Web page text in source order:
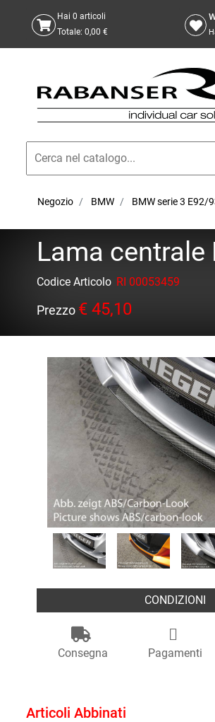
Hai 0 articoli
Totale: 0,00 €
Negozio BMW BMW serie 3 E92/
Lama centrale
Codice Articolo RI 00053459
Prezzo € 45,10
CONDIZIONI
Consegna Pagamenti
Articoli Abbinati